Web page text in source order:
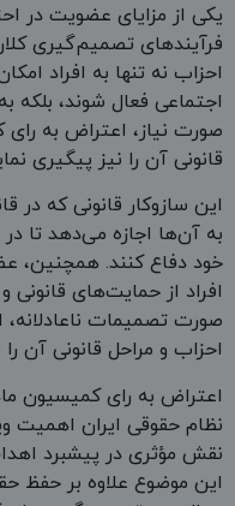
یکی از مزایای عضویت در
فرآیندهای تصمیم‌گیری
احزاب نه تنها به افراد
اجتماعی فعال شوند، بلکه
قانونی آن را نیز پیگیری
این سازوکار قانونی که
به آن‌ها اجازه می‌دهد تا
خود دفاع کنند. همچنین،
افراد از حمایت‌های قانونی
احزاب و مراحل قانونی آن
نظام حقوقی ایران اهمیت
نقش مؤثری در پیشبرد
این موضوع علاوه بر حفظ